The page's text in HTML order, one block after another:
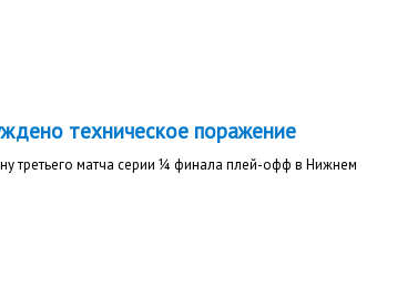
техническое поражение
третьего матча серии ¼ финала плей-офф в Нижнем